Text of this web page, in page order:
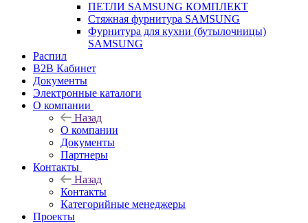
ПЕТЛИ SAMSUNG КОМПЛЕКТ
Стяжная фурнитура SAMSUNG
Фурнитура для кухни (бутылочницы)
SAMSUNG
Распил
B2B Кабинет
Документы
Электронные каталоги
О компании
Назад
О компании
Документы
Партнеры
Контакты
Назад
Контакты
Категорийные менеджеры
Проекты